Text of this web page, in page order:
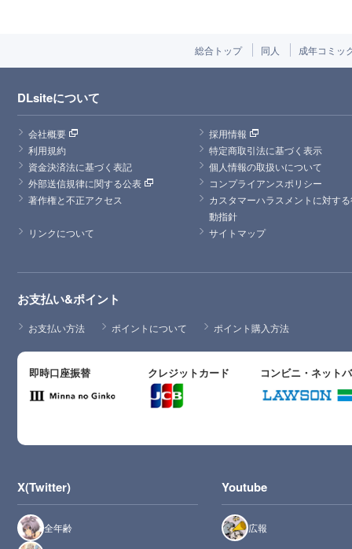
総合トップ 同人 成年コミッ
DLsiteについて
会社概要
採用情報
利用規約
特定商取引法に基づく表示
資金決済法に基づく表記
個人情報の取扱いについて
外部送信規律に関する公表
コンプライアンスポリシー
著作権と不正アクセス
カスタマーハラスメントに対す
動指針
リンクについて
サイトマップ
お支払い&ポイント
お支払い方法 ポイントについて ポイント購入方法
即時口座振替 クレジットカード コンビニ・ネット
X(Twitter)
全年齢
Youtube
広報